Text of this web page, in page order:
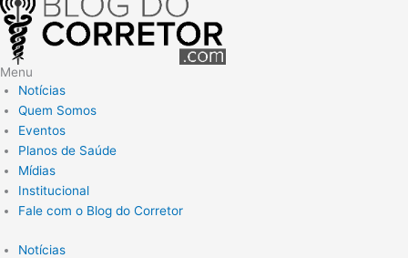
Menu
Notícias
Quem Somos
Eventos
Planos de Saúde
Mídias
Institucional
Fale com o Blog do Corretor
Notícias